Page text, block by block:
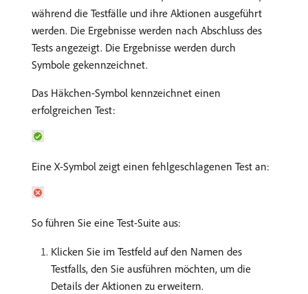
während die Testfälle und ihre Aktionen ausgeführt
werden. Die Ergebnisse werden nach Abschluss des
Tests angezeigt. Die Ergebnisse werden durch
Symbole gekennzeichnet.
Das Häkchen-Symbol kennzeichnet einen
erfolgreichen Test:
Eine X-Symbol zeigt einen fehlgeschlagenen Test an:
So führen Sie eine Test-Suite aus:
Klicken Sie im Testfeld auf den Namen des
Testfalls, den Sie ausführen möchten, um die
Details der Aktionen zu erweitern.